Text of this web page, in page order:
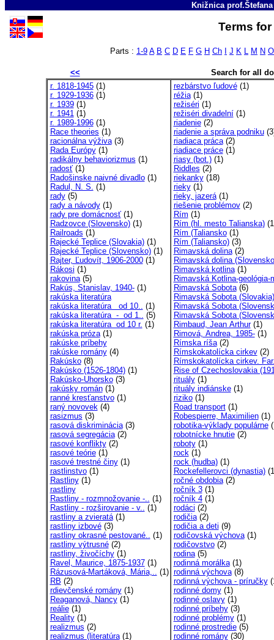
Knižnica
Terms
Parts : 1-9 A B C D E F G H Ch J K L M N O
<<
Search for all
r. 1818-1945(1)
r. 1929-1936(1)
r. 1939(1)
r. 1941(1)
r. 1989-1996(1)
Race theories (1)
racionálna výživa(3)
Rada Európy(1)
radikálny behaviorizmus (1)
radosť(1)
Radošinske naivné divadlo(1)
Radul, N. S. (1)
rady(5)
rady a návody(1)
rady pre domácnosť(1)
Radzovce (Slovensko)(1)
Railroads (1)
Rajecké Teplice (Slovakia)(1)
Rajecké Teplice (Slovensko)(1)
Rajter, Ľudovít, 1906-2000(1)
Rákosi (1)
rakovina(5)
Rakús, Stanislav, 1940-(1)
rakúska literatúra
rakúska literatúra od 10.. (1)
rakúska literatúra - od 1.. (5)
rakúska literatúra od 10 r. (1)
rakúska próza(1)
rakúske príbehy
rakúske romány(4)
Rakúsko(8)
Rakúsko (1526-1804)(1)
Rakúsko-Uhorsko(3)
rakúsky román(1)
ranné kresťanstvo(1)
raný novovek(4)
rasizmus (3)
rasová diskriminácia(3)
rasová segregácia(2)
rasové konflikty(2)
rasové teórie(1)
rasové trestné činy(1)
rastlinstvo(1)
Rastliny(1)
rastliny
Rastliny - rozmnožovanie -.. (1)
Rastliny - rozširovanie - v.. (1)
rastliny a zvieratá(1)
rastliny izbové(3)
rastliny okrasné pestované.. (1)
rastliny výtrusné(2)
rastliny, živočíchy(1)
Ravel, Maurice, 1875-1937(1)
Rázusová-Martáková, Mária,.. (1)
RB (2)
rdievčenské romány(1)
Reaganová, Nancy(1)
reálie(1)
Reality(1)
realizmus (2)
realizmus (literatúra(1)
rezbárstvo ľudové(1)
réžia(1)
režiséri (1)
režiséri divadelní(1)
riadenie(2)
riadenie a správa podniku
riadiaca práca(2)
riadiace práce(1)
riasy (bot.)(1)
Riddles (2)
riekanky(18)
rieky(1)
rieky, jazerá(1)
riešenie problémov(2)
Rím (1)
Rím (hl. mesto Talianska)
Rím (Taliansko(1)
Rím (Taliansko)(3)
Rimavská dolina(2)
Rimavská dolina (Slovensko
Rimavská kotlina(1)
Rimavská Kotlina-geológia-
Rimavská Sobota(6)
Rimavská Sobota (Slovakia)
Rimavská Sobota
Rimavská Sobota
Rimbaud, Jean Arthur(1)
Rimová, Andrea, 1985-(1)
Rímska ríša(2)
Rímskokatolícka cirkev(2)
Rímskokatolícka cirkev.
Rise of Czechoslovakia
rituály(1)
rituály indiánske(1)
riziko(1)
Road transport(1)
Robespierre, Maximilien(1)
robotika-výklady populárne
robotnícke hnutie(2)
roboty(1)
rock(1)
rock (hudba)(1)
Rockefellerovci (dynastia)
ročné obdobia(2)
ročník 3(1)
ročník 4(1)
rodáci (2)
rodičia(2)
rodičia a deti (9)
rodičovská výchova(1)
rodičovstvo(2)
rodina(5)
rodinná morálka(1)
rodinná výchova(8)
rodinná výchova - príručky
rodinné domy(1)
rodinné oslavy(1)
rodinné príbehy(3)
rodinné problémy(1)
rodinné prostredie(5)
rodinné romány(30)